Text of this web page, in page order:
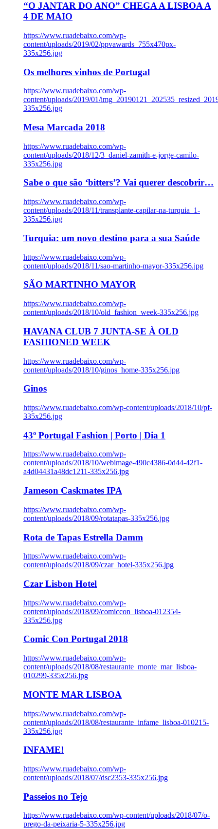
“O JANTAR DO ANO” CHEGA A LISBOA A
4 DE MAIO
https://www.ruadebaixo.com/wp-
content/uploads/2019/02/ppvawards_755x470px-
335x256.jpg
Os melhores vinhos de Portugal
https://www.ruadebaixo.com/wp-
content/uploads/2019/01/
335x256.jpg
Mesa Marcada 2018
https://www.ruadebaixo.com/wp-
content/uploads/2018/12/3_daniel-zamith-e-jorge-camilo-
335x256.jpg
Sabe o que são ‘bitters’? Vai querer descobrir…
https://www.ruadebaixo.com/wp-
content/uploads/2018/11/transplante-capilar-na-turquia_1-
335x256.jpg
Turquia: um novo destino para a sua Saúde
https://www.ruadebaixo.com/wp-
content/uploads/2018/11/sao-martinho-mayor-335x256.jpg
SÃO MARTINHO MAYOR
https://www.ruadebaixo.com/wp-
content/uploads/2018/10/old_fashion_week-335x256.jpg
HAVANA CLUB 7 JUNTA-SE À OLD
FASHIONED WEEK
https://www.ruadebaixo.com/wp-
content/uploads/2018/10/ginos_home-335x256.jpg
Ginos
https://www.ruadebaixo.com/wp-content/uploads/2018/10/pf-
335x256.jpg
43º Portugal Fashion | Porto | Dia 1
https://www.ruadebaixo.com/wp-
content/uploads/2018/10/webimage-490c4386-0d44-42f1-
a4d04431a48dc1211-335x256.jpg
Jameson Caskmates IPA
https://www.ruadebaixo.com/wp-
content/uploads/2018/09/rotatapas-335x256.jpg
Rota de Tapas Estrella Damm
https://www.ruadebaixo.com/wp-
content/uploads/2018/09/czar_hotel-335x256.jpg
Czar Lisbon Hotel
https://www.ruadebaixo.com/wp-
content/uploads/2018/09/comiccon_lisboa-012354-
335x256.jpg
Comic Con Portugal 2018
https://www.ruadebaixo.com/wp-
content/uploads/2018/08/restaurante_monte_mar_lisboa-
010299-335x256.jpg
MONTE MAR LISBOA
https://www.ruadebaixo.com/wp-
content/uploads/2018/08/restaurante_infame_lisboa-010215-
335x256.jpg
INFAME!
https://www.ruadebaixo.com/wp-
content/uploads/2018/07/dsc2353-335x256.jpg
Passeios no Tejo
https://www.ruadebaixo.com/wp-content/uploads/2018/07/o-
prego-da-peixaria-5-335x256.jpg